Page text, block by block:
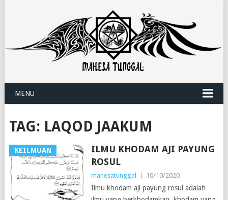
MENU
TAG: LAQOD JAAKUM
KEILMUAN
ILMU KHODAM AJI PAYUNG
ROSUL
mahesatunggal | 10/10/2020
Ilmu khodam aji payung rosul adalah